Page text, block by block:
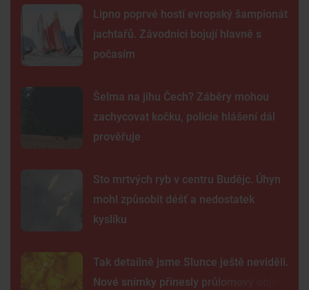
Lipno poprvé hostí evropský šampionát
jachtařů. Závodníci bojují hlavně s
počasím
Šelma na jihu Čech? Záběry mohou
zachycovat kočku, policie hlášení dál
prověřuje
Sto mrtvých ryb v centru Budějc. Úhyn
mohl způsobit déšť a nedostatek
kyslíku
Tak detailně jsme Slunce ještě neviděli.
Nové snímky přinesly průlomový objev